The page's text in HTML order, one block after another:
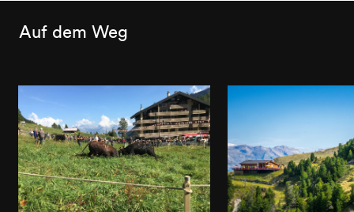
Auf dem Weg